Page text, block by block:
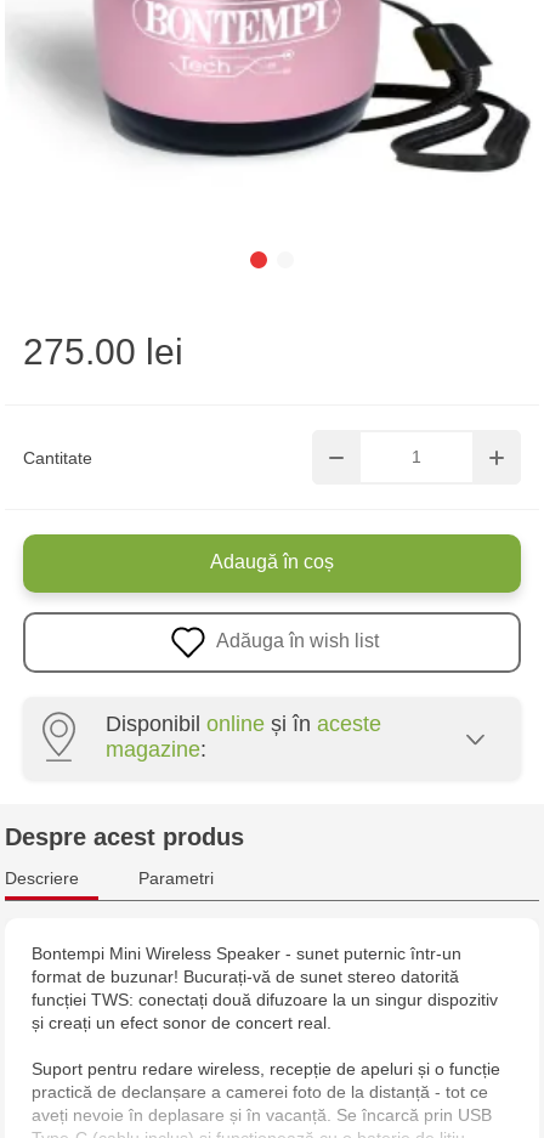
Cantitate
275.00 lei
Adaugă în coș
Adăuga în wish list
Disponibil online și în aceste
magazine:
Multistore Centru - bd. Cantemir, 6
Jucărenia Rîșcani - bd. Moscova, 2
Jucărenia Bălți - str. Alexandru Cel Bun, 5
Jucărenia Cahul - str. Ștefan cel Mare, 29А
Despre acest produs
Descriere Parametri
Bontempi Mini Wireless Speaker - sunet puternic într-un
format de buzunar! Bucurați-vă de sunet stereo datorită
funcției TWS: conectați două difuzoare la un singur dispozitiv
și creați un efect sonor de concert real.
Suport pentru redare wireless, recepție de apeluri și o funcție
practică de declanșare a camerei foto de la distanță - tot ce
aveți nevoie în deplasare și în vacanță. Se încarcă prin USB